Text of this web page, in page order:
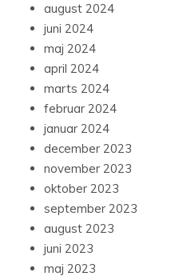
august 2024
juni 2024
maj 2024
april 2024
marts 2024
februar 2024
januar 2024
december 2023
november 2023
oktober 2023
september 2023
august 2023
juni 2023
maj 2023